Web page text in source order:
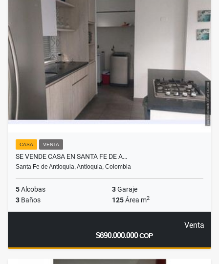
CASA VENTA
SE VENDE CASA EN SANTA FE DE A…
Santa Fe de Antioquia, Antioquia, Colombia
5Alcobas 3Garaje
3 Baños 125Área m2
Venta
$690.000.000COP